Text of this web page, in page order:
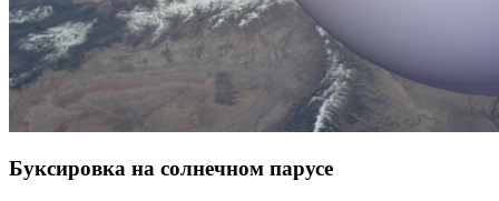
Буксировка на солнечном парусе